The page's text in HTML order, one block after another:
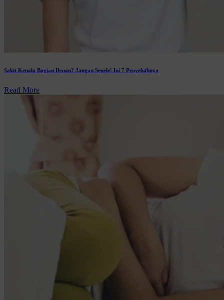
Sakit Kepala Bagian Depan? Jangan Sepele! Ini 7 Penyebabnya
Read More